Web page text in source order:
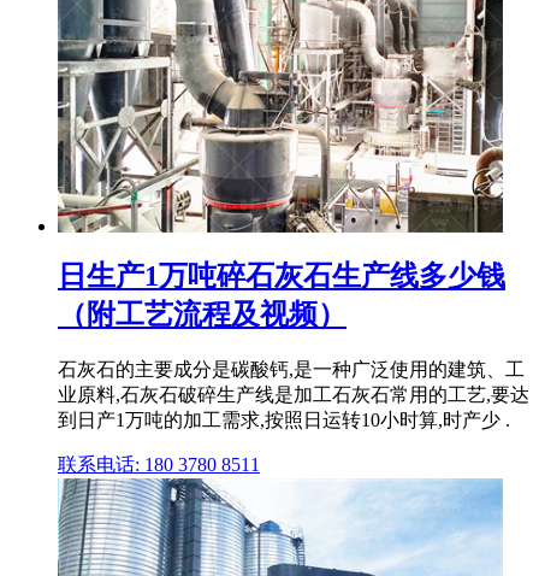
日生产1万吨碎石灰石生产线多少钱
（附工艺流程及视频）
石灰石的主要成分是碳酸钙,是一种广泛使用的建筑、工
业原料,石灰石破碎生产线是加工石灰石常用的工艺,要达
到日产1万吨的加工需求,按照日运转10小时算,时产少 .
联系电话: 180 3780 8511